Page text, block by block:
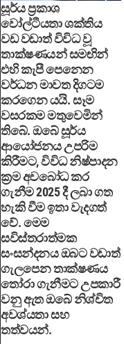
සූර්ය ප්‍රකාශ
වෝල්ටීයතා ශක්තිය
වඩ වඩාත් විවිධ වූ
තාක්ෂණයන් සමඟින්
එහි කැපී පෙනෙන
වර්ධන මාවත දිගටම
කරගෙන යයි. සෑම
වසරකම මතුවෙමින්
තිබේ. ඔබේ සූර්ය
ආයෝජනය උපරිම
කිරීමට, විවිධ නිෂ්පාදන
ක්‍රම අවබෝධ කර
ගැනීම 2025 දී ලබා ගත
හැකි වීම ඉතා වැදගත්
වේ. මෙම
සවිස්තරාත්මක
සංසන්දනය ඔබට වඩාත්
ගැලපෙන තාක්ෂණය
තෝරා ගැනීමට උපකාරී
වනු ඇත ඔබේ නිශ්චිත
අවශ්යතා සහ
තත්වයන්.